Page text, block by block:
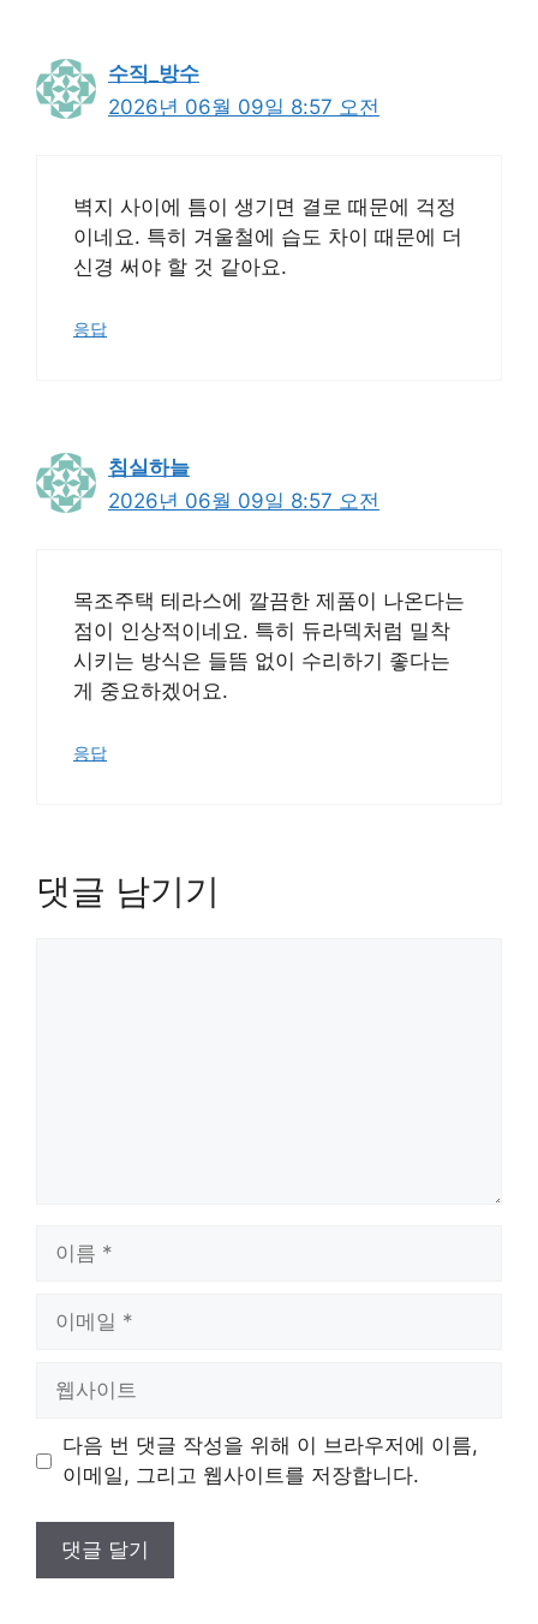
수직_방수
2026년 06월 09일 8:57 오전
벽지 사이에 틈이 생기면 결로 때문에 걱정
이네요. 특히 겨울철에 습도 차이 때문에 더
신경 써야 할 것 같아요.
응답
침실하늘
2026년 06월 09일 8:57 오전
목조주택 테라스에 깔끔한 제품이 나온다는
점이 인상적이네요. 특히 듀라덱처럼 밀착
시키는 방식은 들뜸 없이 수리하기 좋다는
게 중요하겠어요.
응답
댓글 남기기
트
다음 번 댓글 작성을 위해 이 브라우저에 이름,
이메일, 그리고 웹사이트를 저장합니다.